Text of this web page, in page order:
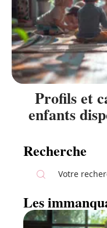
Profils et
enfants
Recherche
Les